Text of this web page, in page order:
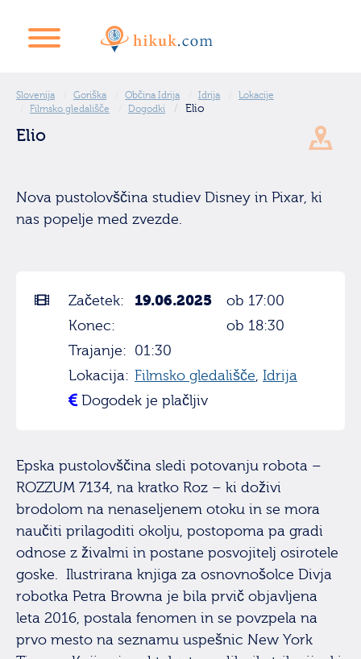
Slovenija Goriška Občina Idrija Idrija
Lokacije
Filmsko gledališče
Dogodki Elio
Elio
Nova pustolovščina studiev Disney in Pixar, ki
nas popelje med zvezde.
Začetek: 19.06.2025
ob 17:00
Konec:
ob 18:30
Trajanje: 01:30
Lokacija: Filmsko gledališče, Idrija
Dogodek je plačljiv
Epska pustolovščina sledi potovanju robota –
ROZZUM 7134, na kratko Roz – ki doživi
brodolom na nenaseljenem otoku in se mora
naučiti prilagoditi okolju, postopoma pa gradi
odnose z živalmi in postane posvojitelj osirotele
goske. Ilustrirana knjiga za osnovnošolce Divja
robotka Petra Browna je bila prvič objavljena
leta 2016, postala fenomen in se povzpela na
prvo mesto na seznamu uspešnic New York